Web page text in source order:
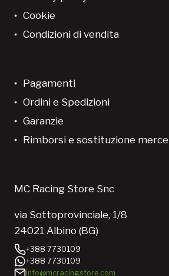
Cookie
Condizioni di vendita
Pagamenti
Ordini e Spedizioni
Garanzie
Rimborsi e sostituzione merce
MC Racing Store Snc
via Sottoprovinciale, 1/8
24021 Albino (BG)
+388 7730109
+388 7730109
info@mcracingstore.com